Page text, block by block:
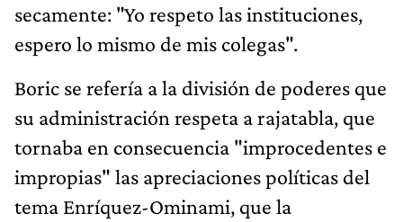
secamente: "Yo respeto las instituciones,
espero lo mismo de mis colegas".
Boric se refería a la división de poderes que
su administración respeta a rajatabla, que
tornaba en consecuencia "improcedentes e
impropias" las apreciaciones políticas del
tema Enríquez-Ominami, que la